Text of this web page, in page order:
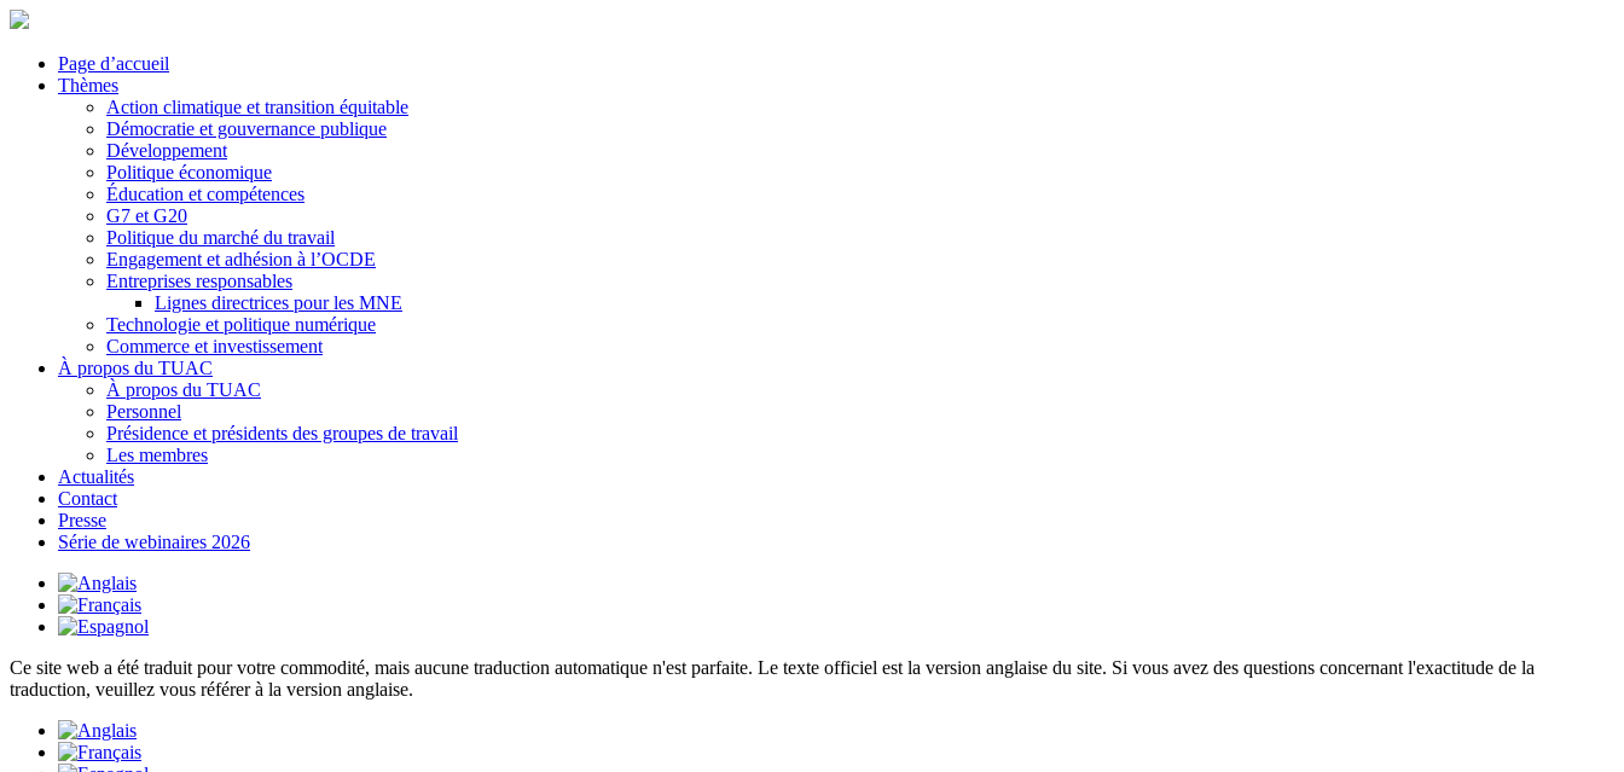
Page d’accueil
Thèmes
Action climatique et transition équitable
Démocratie et gouvernance publique
Développement
Politique économique
Éducation et compétences
G7 et G20
Politique du marché du travail
Engagement et adhésion à l’OCDE
Entreprises responsables
Lignes directrices pour les MNE
Technologie et politique numérique
Commerce et investissement
À propos du TUAC
À propos du TUAC
Personnel
Présidence et présidents des groupes de travail
Les membres
Actualités
Contact
Presse
Série de webinaires 2026
Ce site web a été traduit pour votre commodité, mais aucune traduction automatique n'est parfaite. Le texte officiel est la version anglaise du site. Si vous avez des questions concernant l'exactitude de la
traduction, veuillez vous référer à la version anglaise.